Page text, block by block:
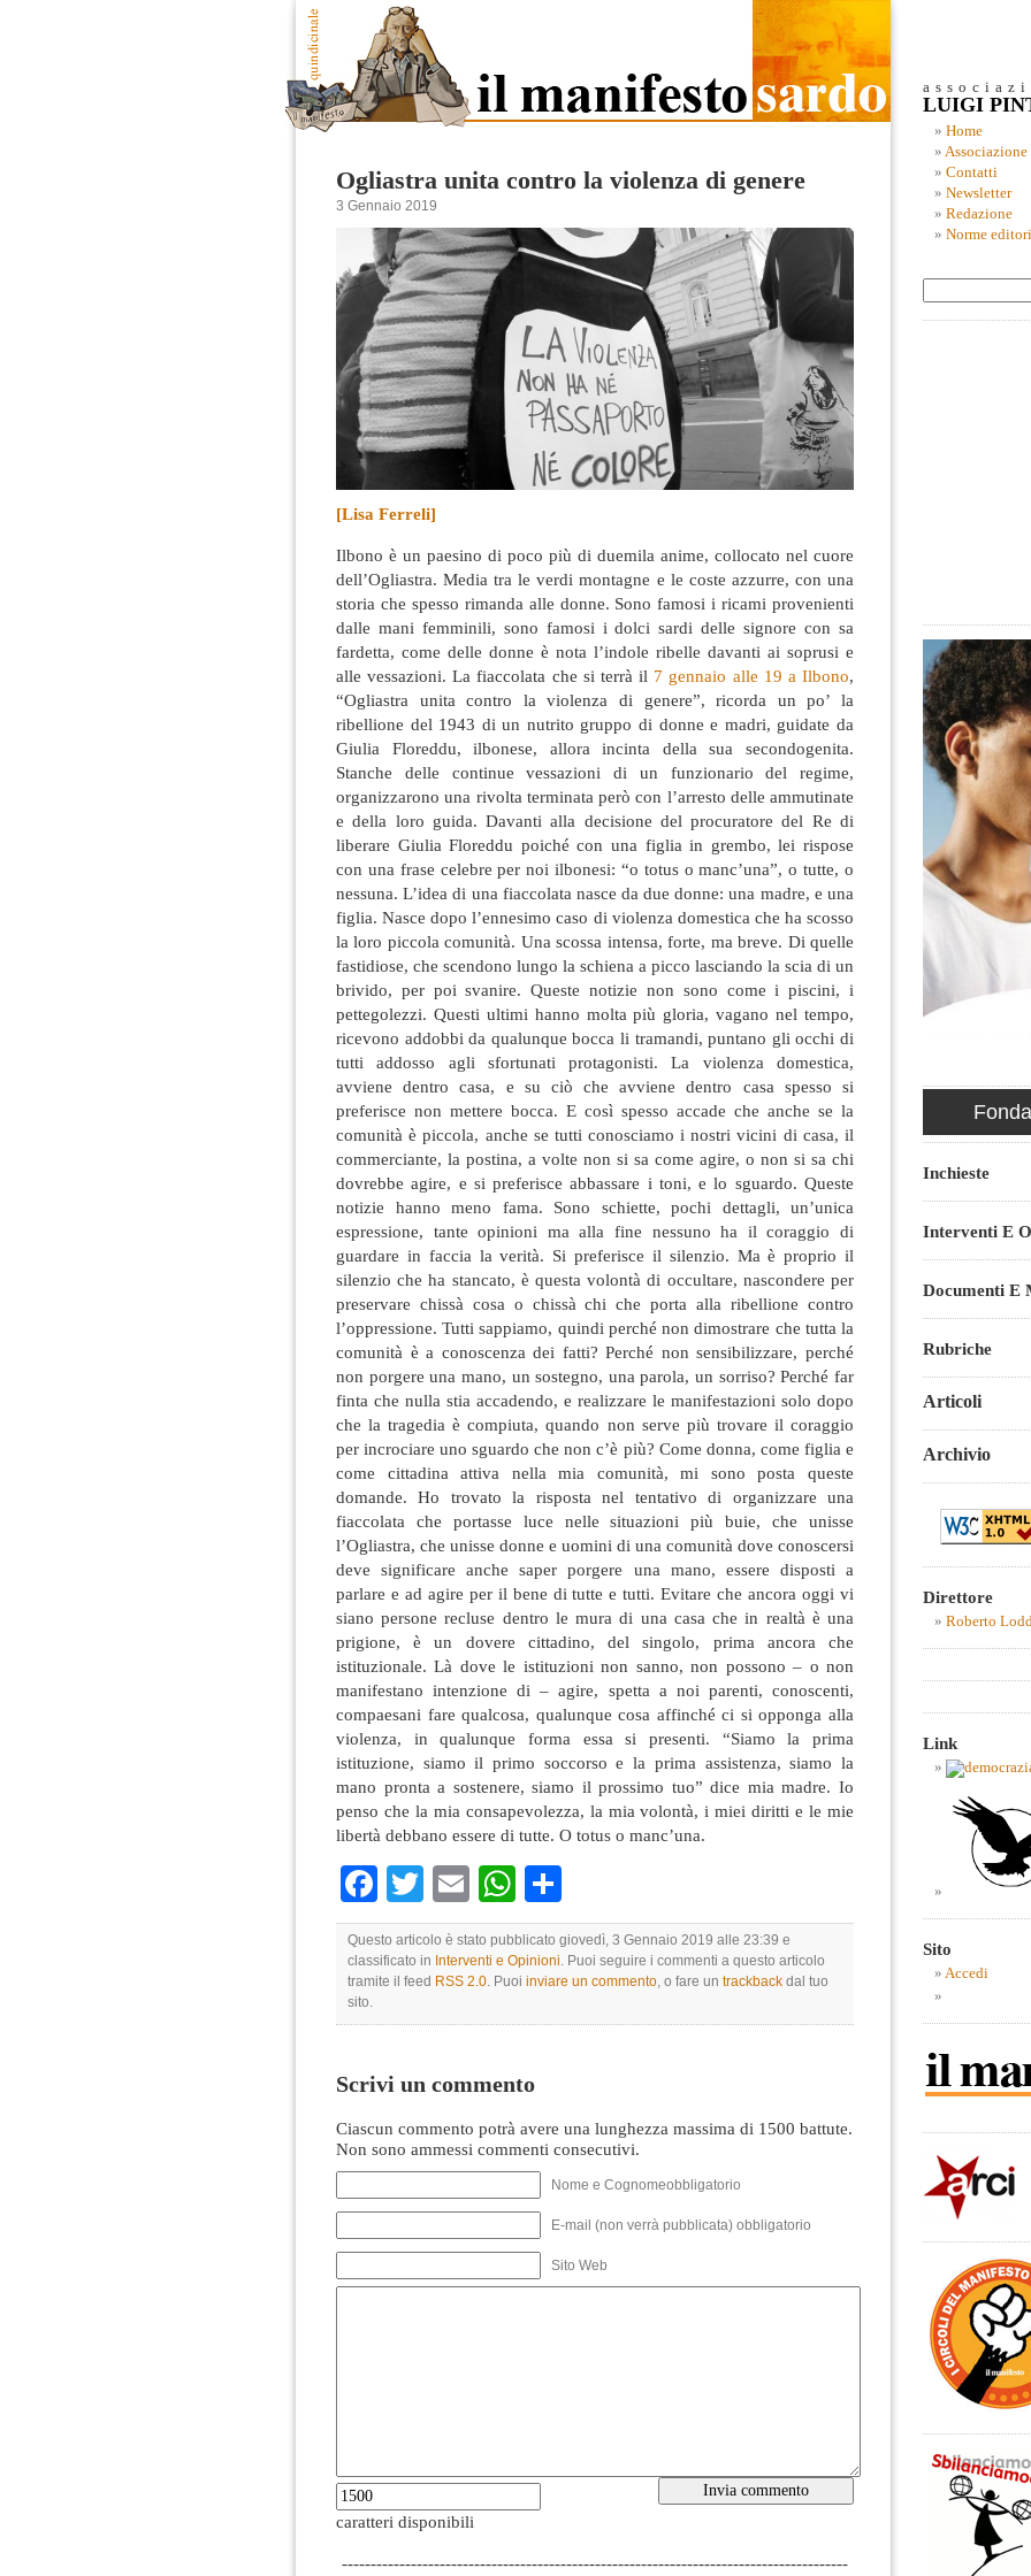
Ogliastra unita contro la violenza di genere
3 Gennaio 2019
[Lisa Ferreli]
Ilbono è un paesino di poco più di duemila anime, collocato nel cuore
dell’Ogliastra. Media tra le verdi montagne e le coste azzurre, con una
storia che spesso rimanda alle donne. Sono famosi i ricami provenienti
dalle mani femminili, sono famosi i dolci sardi delle signore con sa
fardetta, come delle donne è nota l’indole ribelle davanti ai soprusi e
alle vessazioni. La fiaccolata che si terrà il 7 gennaio alle 19 a Ilbono,
“Ogliastra unita contro la violenza di genere”, ricorda un po’ la
ribellione del 1943 di un nutrito gruppo di donne e madri, guidate da
Giulia Floreddu, ilbonese, allora incinta della sua secondogenita.
Stanche delle continue vessazioni di un funzionario del regime,
organizzarono una rivolta terminata però con l’arresto delle ammutinate
e della loro guida. Davanti alla decisione del procuratore del Re di
liberare Giulia Floreddu poiché con una figlia in grembo, lei rispose
con una frase celebre per noi ilbonesi: “o totus o manc’una”, o tutte, o
nessuna. L’idea di una fiaccolata nasce da due donne: una madre, e una
figlia. Nasce dopo l’ennesimo caso di violenza domestica che ha scosso
la loro piccola comunità. Una scossa intensa, forte, ma breve. Di quelle
fastidiose, che scendono lungo la schiena a picco lasciando la scia di un
brivido, per poi svanire. Queste notizie non sono come i piscini, i
pettegolezzi. Questi ultimi hanno molta più gloria, vagano nel tempo,
ricevono addobbi da qualunque bocca li tramandi, puntano gli occhi di
tutti addosso agli sfortunati protagonisti. La violenza domestica,
avviene dentro casa, e su ciò che avviene dentro casa spesso si
preferisce non mettere bocca. E così spesso accade che anche se la
comunità è piccola, anche se tutti conosciamo i nostri vicini di casa, il
commerciante, la postina, a volte non si sa come agire, o non si sa chi
dovrebbe agire, e si preferisce abbassare i toni, e lo sguardo. Queste
notizie hanno meno fama. Sono schiette, pochi dettagli, un’unica
espressione, tante opinioni ma alla fine nessuno ha il coraggio di
guardare in faccia la verità. Si preferisce il silenzio. Ma è proprio il
silenzio che ha stancato, è questa volontà di occultare, nascondere per
preservare chissà cosa o chissà chi che porta alla ribellione contro
l’oppressione. Tutti sappiamo, quindi perché non dimostrare che tutta la
comunità è a conoscenza dei fatti? Perché non sensibilizzare, perché
non porgere una mano, un sostegno, una parola, un sorriso? Perché far
finta che nulla stia accadendo, e realizzare le manifestazioni solo dopo
che la tragedia è compiuta, quando non serve più trovare il coraggio
per incrociare uno sguardo che non c’è più? Come donna, come figlia e
come cittadina attiva nella mia comunità, mi sono posta queste
domande. Ho trovato la risposta nel tentativo di organizzare una
fiaccolata che portasse luce nelle situazioni più buie, che unisse
l’Ogliastra, che unisse donne e uomini di una comunità dove conoscersi
deve significare anche saper porgere una mano, essere disposti a
parlare e ad agire per il bene di tutte e tutti. Evitare che ancora oggi vi
siano persone recluse dentro le mura di una casa che in realtà è una
prigione, è un dovere cittadino, del singolo, prima ancora che
istituzionale. Là dove le istituzioni non sanno, non possono – o non
manifestano intenzione di – agire, spetta a noi parenti, conoscenti,
compaesani fare qualcosa, qualunque cosa affinché ci si opponga alla
violenza, in qualunque forma essa si presenti. “Siamo la prima
istituzione, siamo il primo soccorso e la prima assistenza, siamo la
mano pronta a sostenere, siamo il prossimo tuo” dice mia madre. Io
penso che la mia consapevolezza, la mia volontà, i miei diritti e le mie
libertà debbano essere di tutte. O totus o manc’una.
Facebook
TwitterEmailWhatsApp
Questo articolo è stato pubblicato giovedì, 3 Gennaio 2019 alle 23:39 e
classificato in Interventi e Opinioni. Puoi seguire i commenti a questo articolo
tramite il feed RSS 2.0. Puoi inviare un commento, o fare un trackback dal tuo
sito.
Scrivi un commento
Ciascun commento potrà avere una lunghezza massima di 1500 battute.
Non sono ammessi commenti consecutivi.
Nome e Cognomeobbligatorio
E-mail (non verrà pubblicata) obbligatorio
Sito Web
caratteri disponibili
----------------------------------------------------------------------------------------
LUIGI
Home
Associazione
Contatti
Newsletter
Redazione
Norme
Inchieste
Interventi E
Documenti E
Rubriche
Articoli
Archivio
Direttore
Roberto
Link
Sito
Accedi